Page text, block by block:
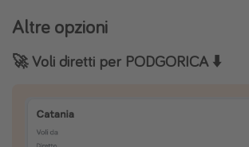
Altre opzioni
🚀 Voli diretti per PODGORICA ⬇️